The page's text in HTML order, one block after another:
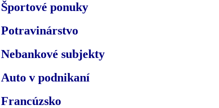
Športové ponuky
Potravinárstvo
Nebankové subjekty
Auto v podnikaní
Francúzsko